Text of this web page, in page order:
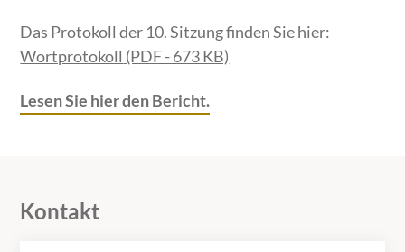
Das Protokoll der 10. Sitzung finden Sie hier:
Wortprotokoll (PDF - 673 KB)
Lesen Sie hier den Bericht.
Kontakt